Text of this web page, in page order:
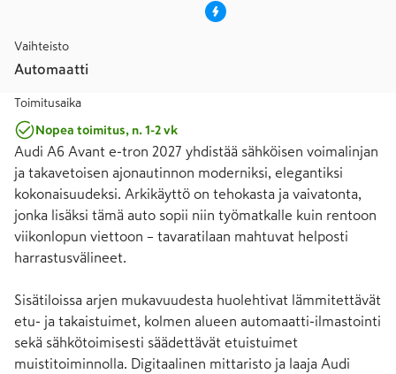
Vaihteisto
Automaatti
Toimitusaika
Nopea toimitus, n. 1-2 vk
Audi A6 Avant e-tron 2027 yhdistää sähköisen voimalinjan
ja takavetoisen ajonautinnon moderniksi, elegantiksi
kokonaisuudeksi. Arkikäyttö on tehokasta ja vaivatonta,
jonka lisäksi tämä auto sopii niin työmatkalle kuin rentoon
viikonlopun viettoon – tavaratilaan mahtuvat helposti
harrastusvälineet.
Sisätiloissa arjen mukavuudesta huolehtivat lämmitettävät
etu- ja takaistuimet, kolmen alueen automaatti-ilmastointi
sekä sähkötoimisesti säädettävät etuistuimet
muistitoiminnolla. Digitaalinen mittaristo ja laaja Audi